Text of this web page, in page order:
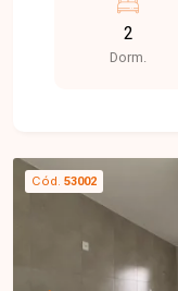
dia, estando
serviços essenciais. Casa com
distribuídos,
imóvel conta
descoberta,
funcionalidade
espaços,
busca um imóvel
2
Dorm.
Cód. 53002